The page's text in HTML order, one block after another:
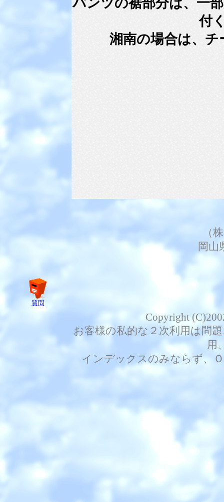
パンツの裾部分は、一
付
湘南の場合は、
質問
（
岡山
Copyright
お客様の私的な２次利用は問
用
インデックスのみならず、